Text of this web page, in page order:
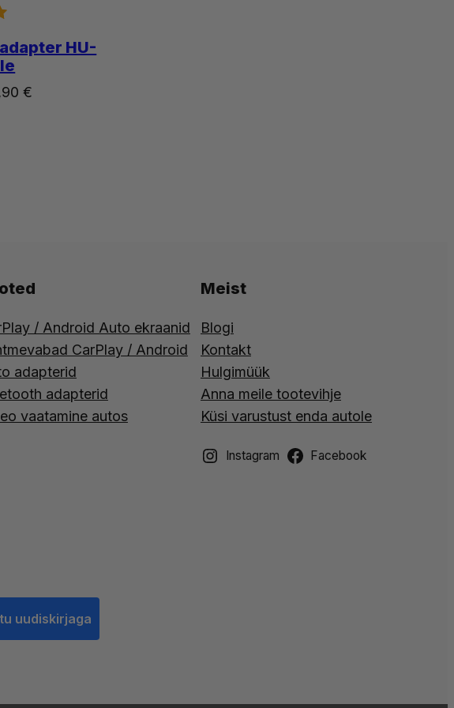
HU-
€
/ Android Auto ekraanid
CarPlay / Android
adapterid
adapterid
vaatamine autos
Meist
Blogi
Kontakt
Hulgimüük
Anna meile tootevihje
Küsi varustust enda autole
Instagram Facebook
uudiskirjaga